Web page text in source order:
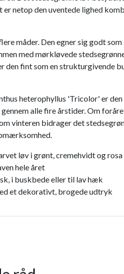
er netop den uventede lighed
måder. Den egner sig godt
med mørkløvede
den fint som en strukturgivende
heterophyllus 'Tricolor' er
alle fire årstider. Om
vinteren bidrager det
løv i grønt, cremehvidt og rosa
hele året
i buskbede eller til lav hæk
et dekorativt, brogede udtryk